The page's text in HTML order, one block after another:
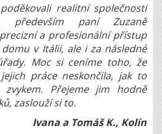
realitní společnosti
a především paní Zuzaně
a profesionální přístup
v Itálii, ale i za následné
Moc si ceníme toho, že
práce neskončila, jak to
Přejeme jim hodně
zaslouží si to.
Ivana a Tomáš K., Kolín